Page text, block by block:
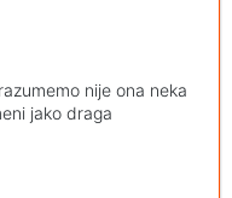
nije ona neka
jako draga